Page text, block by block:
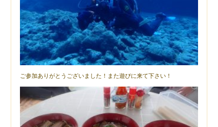
ご参加ありがとうございました！また遊びに来て下さい！